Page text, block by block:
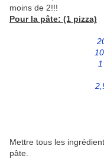
moins de 2!!!
Pour la pâte: (1 pizza)
Mettre tous les
pâte.